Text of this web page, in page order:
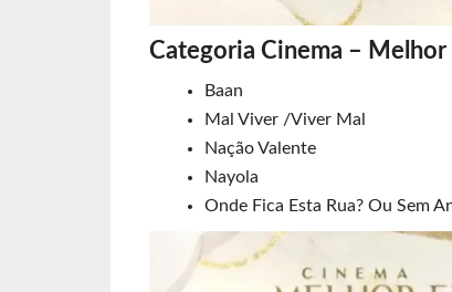
Categoria Cinema – Melhor
Baan
Mal Viver /Viver Mal
Nação Valente
Nayola
Onde Fica Esta Rua? Ou Sem